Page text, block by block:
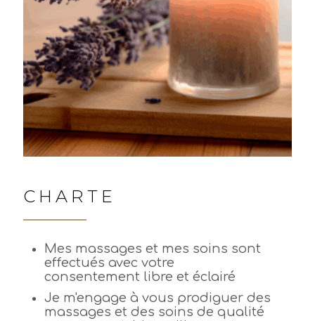
CHARTE
Mes massages et mes soins sont
effectués avec votre
consentement libre et éclairé
Je m'engage à vous prodiguer des
massages et des soins de qualité